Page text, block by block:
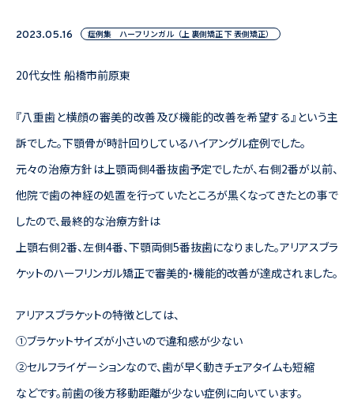
2023.05.16 症例集 ハーフリンガル（上 裏側矯正 下 表側矯正）
20代女性 船橋市前原東
『八重歯と横顔の審美的改善及び機能的改善を希望する』という主
訴でした。下顎骨が時計回りしているハイアングル症例でした。
元々の治療方針は上顎両側4番抜歯予定でしたが、右側2番が以前、
他院で歯の神経の処置を行っていたところが黒くなってきたとの事で
したので、最終的な治療方針は
上顎右側2番、左側4番、下顎両側5番抜歯になりました。アリアスブラ
ケットのハーフリンガル矯正で審美的・機能的改善が達成されました。
アリアスブラケットの特徴としては、
①ブラケットサイズが小さいので違和感が少ない
②セルフライゲーションなので、歯が早く動きチェアタイムも短縮
などです。前歯の後方移動距離が少ない症例に向いています。